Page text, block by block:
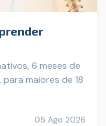
6 meses de
maiores de 18
05 Ago 2026